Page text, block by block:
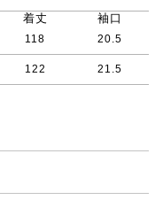
着丈 袖口
118 20.5
122 21.5